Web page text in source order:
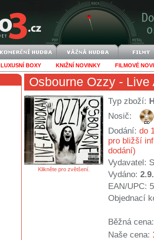
LUXUSNÍ BOXY KNIŽNÍ NOVINKY FILMOVÉ
Osbourne Ozzy - Live
Klikněte pro zvětšení.
Typ zboží:
Nosič:
Dodání: do
pro bližší
dodání)
Vydavatel:
Vydáno:
EAN/UPC:
Objednací
Běžná cena:
Naše cena: